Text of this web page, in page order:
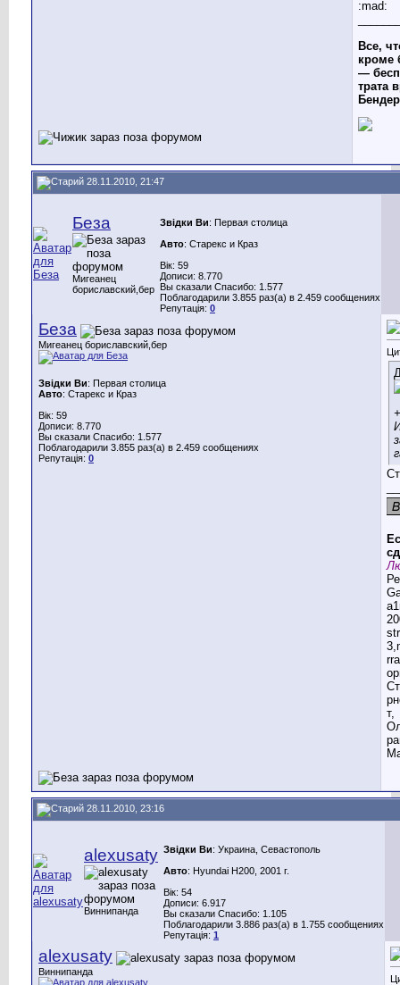
:mad:
Все,
кроме
—
трата
28.11.2010, 21:47
Беза
Мигеанец
бориславский,бер
Звідки Ви: Первая столица
Авто: Старекс и Краз
Вік: 59
Дописи: 8.770
Вы сказали Спасибо: 1.577
Поблагодарили 3.855 раз(а) в 2.459 сообщениях
Репутація: 0
Беза
Мигеанец бориславский,бер
Звідки Ви: Первая столица
Авто: Старекс и Краз
Вік: 59
Дописи: 8.770
Вы сказали Спасибо: 1.577
Поблагодарили 3.855 раз(а) в 2.459 сообщениях
Репутація: 0
т,
28.11.2010, 23:16
alexusaty
Виннипанда
Звідки Ви: Украина, Севастополь
Авто: Hyundai H200, 2001 г.
Вік: 54
Дописи: 6.917
Вы сказали Спасибо: 1.105
Поблагодарили 3.886 раз(а) в 1.755 сообщениях
Репутація: 1
alexusaty
Виннипанда